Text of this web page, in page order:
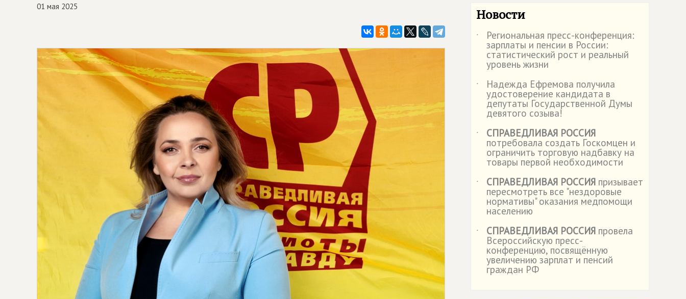
01 мая 2025 Новости
˙ Региональная пресс-конференция:
зарплаты и пенсии в России:
статистический рост и реальный
уровень жизни
˙
Надежда Ефремова получила
удостоверение кандидата в
депутаты Государственной Думы
девятого созыва!
˙
СПРАВЕДЛИВАЯ РОССИЯ
потребовала создать Госкомцен и
ограничить торговую надбавку на
товары первой необходимости
˙
СПРАВЕДЛИВАЯ РОССИЯ призывает
пересмотреть все "нездоровые
нормативы" оказания медпомощи
населению
˙
СПРАВЕДЛИВАЯ РОССИЯ провела
Всероссийскую пресс-
конференцию, посвящённую
увеличению зарплат и пенсий
граждан РФ